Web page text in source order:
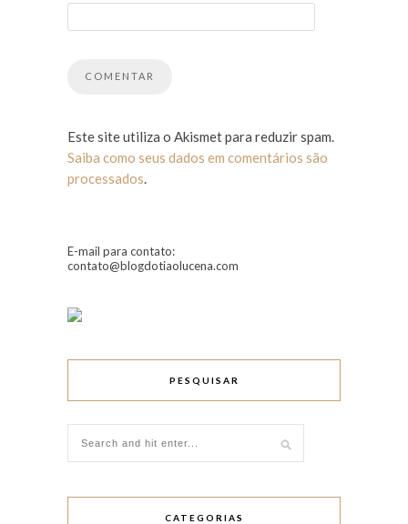
Este site utiliza o Akismet para reduzir spam.
Saiba como seus dados em comentários são
processados.
E-mail para contato:
contato@blogdotiaolucena.com
PESQUISAR
CATEGORIAS